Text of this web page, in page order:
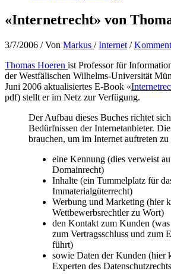
«Internetrecht» von
3/7/2006 / Von Markus /Internet /
Thomas Hoeren ist Professor für
der Westfälischen Wilhelms-Universität
Juni 2006 aktualisiertes E-Book «
pdf) stellt er im Netz zur Verfügung.
Der Aufbau dieses Buches richtet
Bedürfnissen der Internetanbieter.
brauchen, um im Internet auftreten zu
eine Kennung (dies verweist
Domainrecht)
Inhalte (ein Tummelplatz für
Immaterialgüterrecht)
Werbung und Marketing (hier
Wettbewerbsrechtler zu Wort)
den Kontakt zum Kunden
zum Vertragsschluss und zum
führt)
sowie Daten der Kunden (hier
Experten des